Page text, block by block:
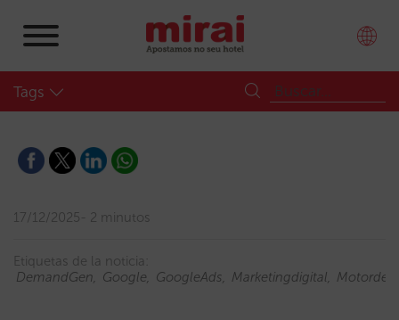
Tags
17/12/2025 2 minutos
Etiquetas de la noticia:
DemandGen
Google GoogleAds Marketingdigital